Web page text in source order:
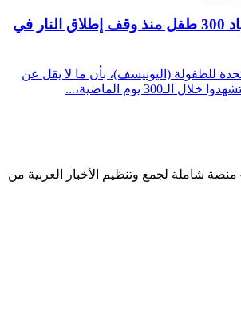
اليونيسف: استشهاد 300 طفل منذ وقف إطلاق النار في
للطفولة (اليونيسف)، بأن ما لا يقل عن
منصة شاملة لجمع وتنظيم الأخبار العربية من